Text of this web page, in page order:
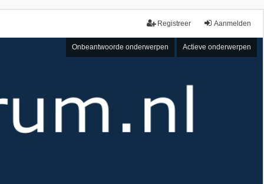
Aanmelden
Registreer
Onbeantwoorde onderwerpen Actieve onderwerpen